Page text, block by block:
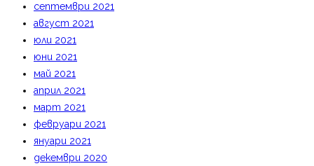
септември 2021
август 2021
юли 2021
юни 2021
май 2021
април 2021
март 2021
февруари 2021
януари 2021
декември 2020